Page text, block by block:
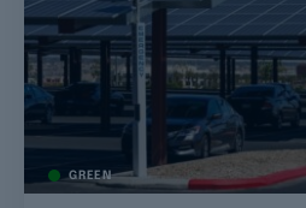
GREEN